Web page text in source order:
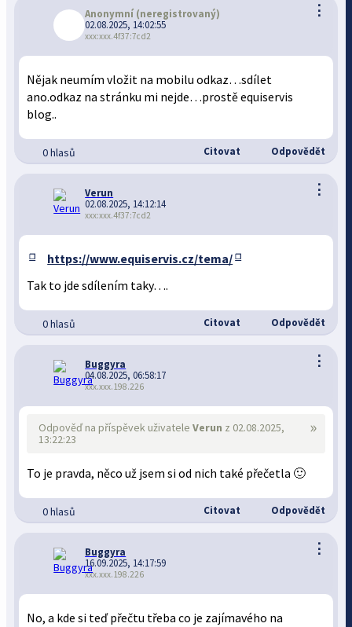
⋮
Anonymní (neregistrovaný)
02.08.2025, 14:02:55
xxx:xxx.4f37:7cd2
Nějak neumím vložit na mobilu odkaz…sdílet
ano.odkaz na stránku mi nejde…prostě equiservis
blog..
0 hlasů Citovat Odpovědět
⋮
Verun
02.08.2025, 14:12:14
xxx:xxx.4f37:7cd2
https://www.equiservis.cz/tema/
Tak to jde sdílením taky….
0 hlasů Citovat Odpovědět
⋮
Buggyra
04.08.2025, 06:58:17
xxx.xxx.198.226
»
Odpověď na příspěvek uživateleVerun z 02.08.2025,
13:22:23
To je pravda, něco už jsem si od nich také přečetla 🙂
0 hlasů Citovat Odpovědět
⋮
Buggyra
16.09.2025, 14:17:59
xxx.xxx.198.226
No, a kde si teď přečtu třeba co je zajímavého na